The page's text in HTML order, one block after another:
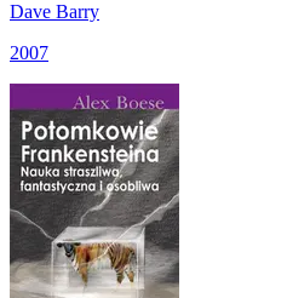
Dave Barry
2007